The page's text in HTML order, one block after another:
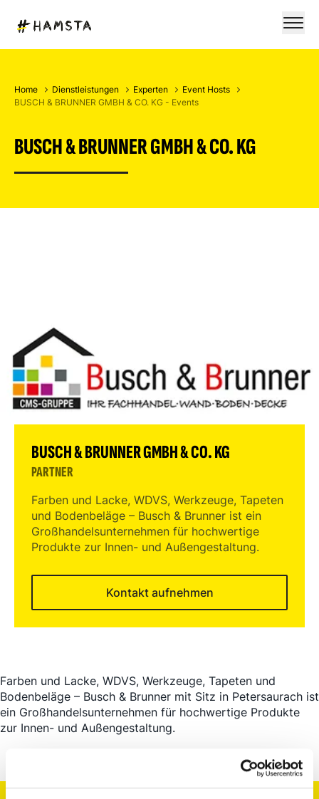
Home Dienstleistungen Experten
Event Hosts
BUSCH & BRUNNER GMBH & CO. KG - Events
BUSCH & BRUNNER GMBH & CO. KG
BUSCH & BRUNNER GMBH & CO. KG
PARTNER
Farben und Lacke, WDVS, Werkzeuge, Tapeten
und Bodenbeläge – Busch & Brunner ist ein
Großhandelsunternehmen für hochwertige
Produkte zur Innen- und Außengestaltung.
Kontakt aufnehmen
Farben und Lacke, WDVS, Werkzeuge, Tapeten und
Bodenbeläge – Busch & Brunner mit Sitz in Petersaurach ist
ein Großhandelsunternehmen für hochwertige Produkte
zur Innen- und Außengestaltung.